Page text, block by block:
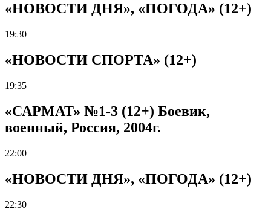
«НОВОСТИ ДНЯ», «ПОГОДА» (12+)
19:30
«НОВОСТИ СПОРТА» (12+)
19:35
«САРМАТ» №1-3 (12+) Боевик,
военный, Россия, 2004г.
22:00
«НОВОСТИ ДНЯ», «ПОГОДА» (12+)
22:30